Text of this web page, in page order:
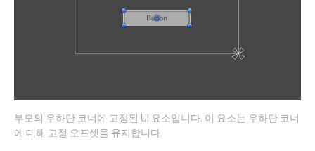
부모의 우하단 코너에 고정된 UI 요소입니다. 이 요소는 우하단 코너
에 대해 고정 오프셋을 유지합니다.